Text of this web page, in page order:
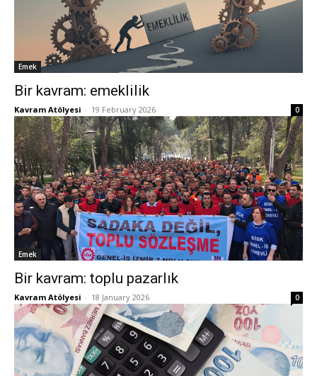
Emek
Bir kavram: emeklilik
Kavram Atölyesi - 19 February 2026 0
Emek
Bir kavram: toplu pazarlık
Kavram Atölyesi - 18 January 2026 0